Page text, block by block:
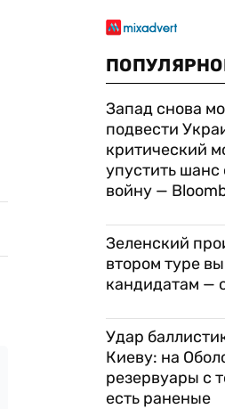
Запад снова
подвести
критический
упустить шанс
войну —
Зеленский
втором туре
кандидатам —
Удар
Киеву: на
резервуары с
есть раненые